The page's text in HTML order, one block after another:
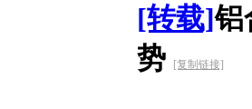
[转载]铝
势
[复制链接]